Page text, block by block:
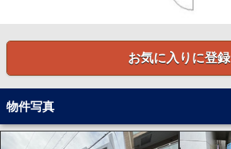
お気に入りに登録
物件写真